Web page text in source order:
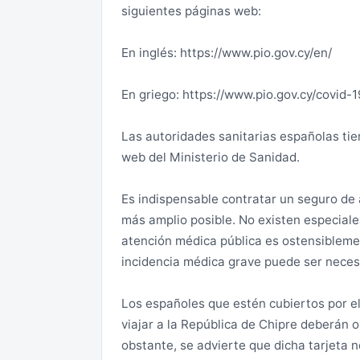
terroristas, aunque las actuales
a salvo de posibles acciones terroristas.
Desastres naturales
especialmente durante la primavera y el
forestales.
Igualmente, cabe señalar que la isla de
Seguridad ciudadana y criminalidad
República de Chipre) o se accede a la
acarrear problemas al cruzar las
Entrada en la isla
De acuerdo con la legislación vigente,
controlada por la República de Chipre.
no está permitida por las autoridades de
por las mencionadas vías y se pretende
rechazado en el puesto de control de la
Controlada por la República de Chipre
inversa, una entrada por puestos
salida por la Zona Ocupada, puede
comunitarios por no constar la salida de
siguientes páginas web:
En inglés: https://www.pio.gov.cy/en/
En griego: https://www.pio.gov.cy/covid-
Las autoridades sanitarias españolas
web del Ministerio de Sanidad.
Es indispensable contratar un seguro
más amplio posible. No existen
atención médica pública es
incidencia médica grave puede ser
Los españoles que estén cubiertos por
viajar a la República de Chipre deberán
obstante, se advierte que dicha tarjeta